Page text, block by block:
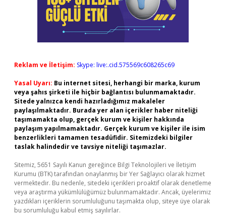
Reklam ve İletişim: Skype: live:.cid.575569c608265c69
Yasal Uyarı: Bu internet sitesi, herhangi bir marka, kurum
veya şahıs şirketi ile hiçbir bağlantısı bulunmamaktadır.
Sitede yalnızca kendi hazırladığımız makaleler
paylaşılmaktadır. Burada yer alan içerikler haber niteliği
taşımamakta olup, gerçek kurum ve kişiler hakkında
paylaşım yapılmamaktadır. Gerçek kurum ve kişiler ile isim
benzerlikleri tamamen tesadüfidir. Sitemizdeki bilgiler
taslak halindedir ve tavsiye niteliği taşımazlar.
Sitemiz, 5651 Sayılı Kanun gereğince Bilgi Teknolojileri ve İletişim
Kurumu (BTK) tarafından onaylanmış bir Yer Sağlayıcı olarak hizmet
vermektedir. Bu nedenle, sitedeki içerikleri proaktif olarak denetleme
veya araştırma yükümlülüğümüz bulunmamaktadır. Ancak, üyelerimiz
yazdıkları içeriklerin sorumluluğunu taşımakta olup, siteye üye olarak
bu sorumluluğu kabul etmiş sayılırlar.